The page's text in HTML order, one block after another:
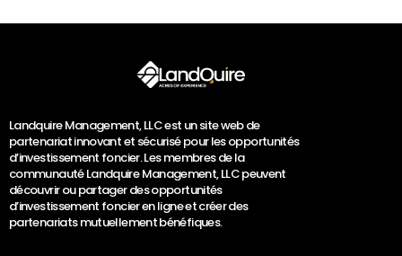
Landquire Management, LLC est un site web de
partenariat innovant et sécurisé pour les opportunités
d’investissement foncier. Les membres de la
communauté Landquire Management, LLC peuvent
découvrir ou partager des opportunités
d’investissement foncier en ligne et créer des
partenariats mutuellement bénéfiques.